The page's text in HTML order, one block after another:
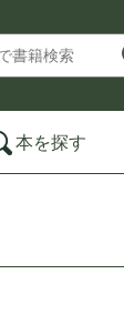
本を探す